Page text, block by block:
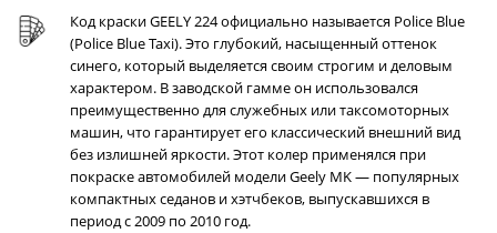
Код краски GEELY 224 официально называется Police Blue
(Police Blue Taxi). Это глубокий, насыщенный оттенок
синего, который выделяется своим строгим и деловым
характером. В заводской гамме он использовался
преимущественно для служебных или таксомоторных
машин, что гарантирует его классический внешний вид
без излишней яркости. Этот колер применялся при
покраске автомобилей модели Geely MK — популярных
компактных седанов и хэтчбеков, выпускавшихся в
период с 2009 по 2010 год.